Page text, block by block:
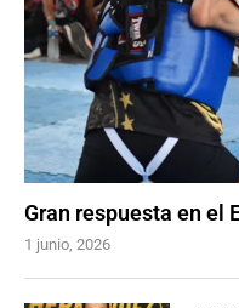
Gran respuesta en el
1 junio, 2026